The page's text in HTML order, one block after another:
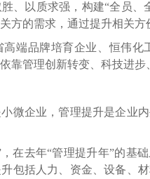
、以质求强，构建“全员、
方的需求，通过提升相关方
端品牌培育企业、恒伟化
靠管理创新转变、科技进步
企业，管理提升是企业内
去年“管理提升年”的基础
包括人力、资金、设备、